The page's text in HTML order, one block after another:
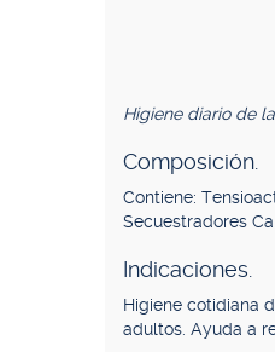
Higiene diario de
Composición.
Contiene:
Secuestradores
Indicaciones.
Higiene cotidiana
adultos. Ayuda a